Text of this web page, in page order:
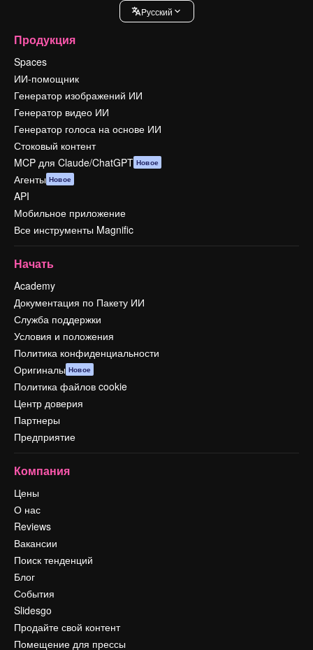
Pусский
Продукция
Spaces
ИИ-помощник
Генератор изображений ИИ
Генератор видео ИИ
Генератор голоса на основе ИИ
Стоковый контент
MCP для Claude/ChatGPT Новое
Агенты Новое
API
Мобильное приложение
Все инструменты Magnific
Начать
Academy
Документация по Пакету ИИ
Служба поддержки
Условия и положения
Политика конфиденциальности
Оригиналы Новое
Политика файлов cookie
Центр доверия
Партнеры
Предприятие
Компания
Цены
О нас
Reviews
Вакансии
Поиск тенденций
Блог
События
Slidesgo
Продайте свой контент
Помещение для прессы